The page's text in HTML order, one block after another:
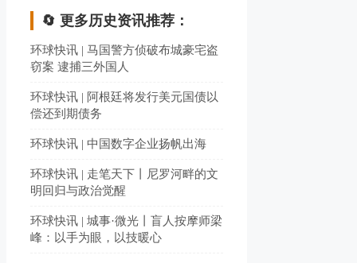
🔄 更多历史资讯推荐：
环球快讯 | 马国警方侦破布城豪宅盗
窃案 逮捕三外国人
环球快讯 | 阿根廷将发行美元国债以
偿还到期债务
环球快讯 | 中国数字企业扬帆出海
环球快讯 | 走笔天下丨尼罗河畔的文
明回归与政治觉醒
环球快讯 | 城事·微光丨盲人按摩师梁
峰：以手为眼，以技暖心